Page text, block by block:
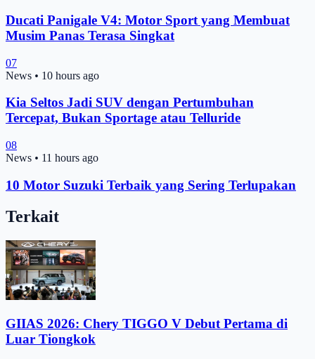
Ducati Panigale V4: Motor Sport yang Membuat
Musim Panas Terasa Singkat
07
News • 10 hours ago
Kia Seltos Jadi SUV dengan Pertumbuhan
Tercepat, Bukan Sportage atau Telluride
08
News • 11 hours ago
10 Motor Suzuki Terbaik yang Sering Terlupakan
Terkait
GIIAS 2026: Chery TIGGO V Debut Pertama di
Luar Tiongkok